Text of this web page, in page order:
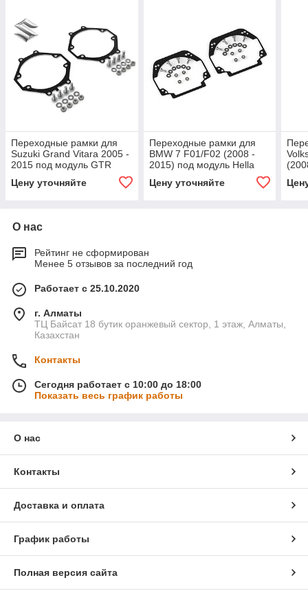
Переходные рамки для
Suzuki Grand Vitara 2005 -
2015 под модуль GTR
2шт)
Цену уточняйте
Переходные рамки для
BMW 7 F01/F02 (2008 -
2015) под модуль Hella
3R/Hella 3 (Комплект, 2шт)
Цену уточняйте
О нас
Рейтинг не сформирован
Менее 5 отзывов за последний год
Работает с 25.10.2020
г. Алматы
ТЦ Байсат 18 бутик оранжевый сектор, 1 этаж, Алматы,
Казахстан
Контакты
Сегодня работает с 10:00 до 18:00
Показать весь график работы
О нас
Контакты
Доставка и оплата
График работы
Полная версия сайта